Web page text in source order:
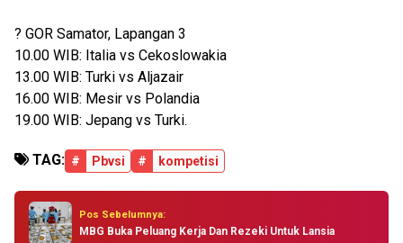
? GOR Samator, Lapangan 3
10.00 WIB: Italia vs Cekoslowakia
13.00 WIB: Turki vs Aljazair
16.00 WIB: Mesir vs Polandia
19.00 WIB: Jepang vs Turki.
TAG: # Pbvsi # kompetisi
Pos Sebelumnya:
MBG Buka Peluang Kerja Dan Rezeki Untuk Lansia